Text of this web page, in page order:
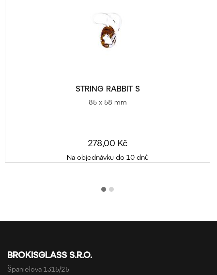
STRING RABBIT S
85 x 58 mm
278,00 Kč
Na objednávku do 10 dnů
BROKISGLASS S.R.O.
Španielova 1315/25